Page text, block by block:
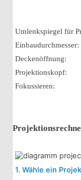
Umlenkspiegel für
Einbaudurchmesser:
Deckenöffnung:
Projektionskopf:
Fokussieren:
1. Wähle ein